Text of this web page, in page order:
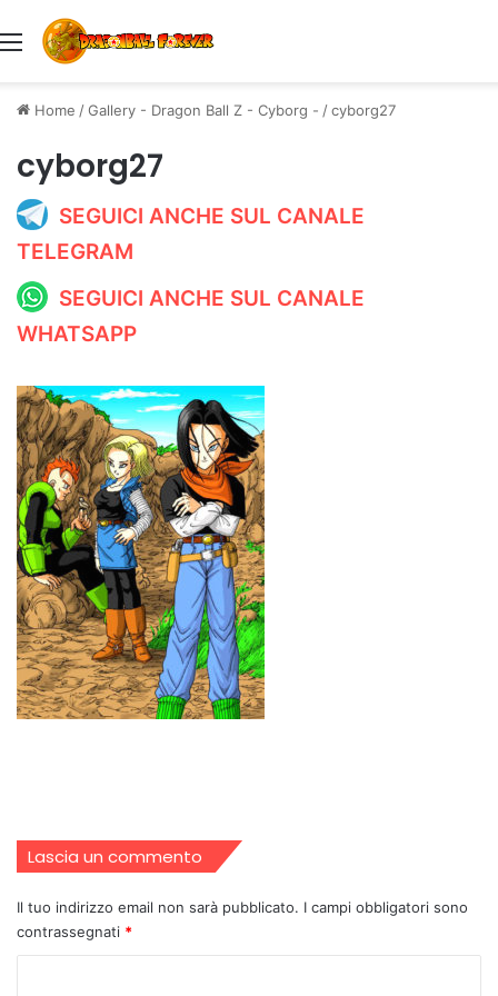
Menu
Home /Gallery - Dragon Ball Z - Cyborg - /cyborg27
cyborg27
SEGUICI ANCHE SUL CANALE
TELEGRAM
SEGUICI ANCHE SUL CANALE
WHATSAPP
Lascia un commento
Il tuo indirizzo email non sarà pubblicato. I campi obbligatori sono
contrassegnati *